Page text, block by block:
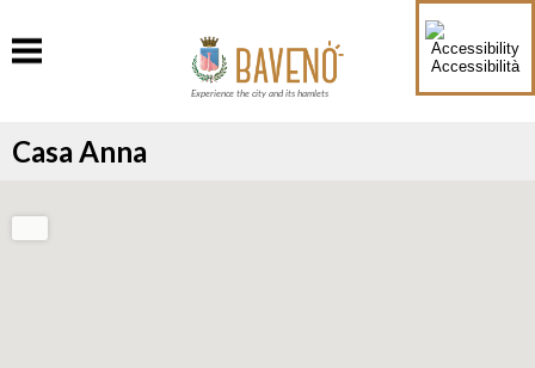
Accessibilità
Experience the city and its hamlets
Casa Anna